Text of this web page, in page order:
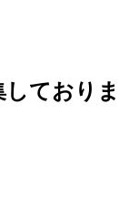
ておりま